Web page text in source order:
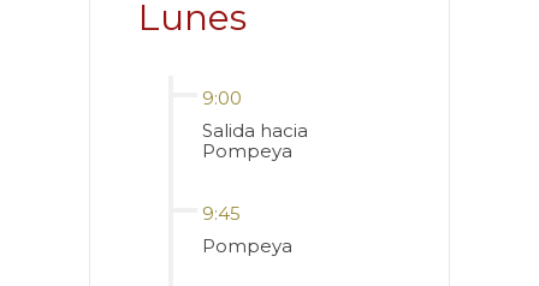
Lunes
9:00
Salida hacia
Pompeya
9:45
Pompeya